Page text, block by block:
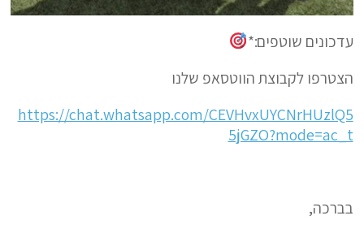
עדכונים שוטפים:*
הצטרפו לקבוצת הווטסאפ שלנו
https://chat.whatsapp.com/CEVHvxUYCNrHUzlQ5
5jGZO?mode=ac_t
בברכה,